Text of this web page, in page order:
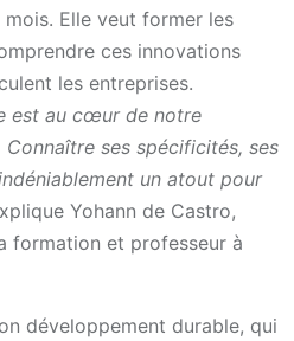
Elle veut former les
ces innovations
les entreprises.
est au cœur de notre
ses spécificités, ses
un atout pour
Yohann de Castro,
formation et professeur à
développement durable, qui